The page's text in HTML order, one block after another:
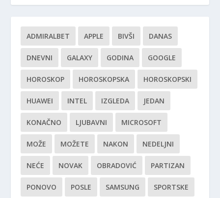
ADMIRALBET APPLE BIVŠI DANAS
DNEVNI GALAXY GODINA GOOGLE
HOROSKOP HOROSKOPSKA HOROSKOPSKI
HUAWEI INTEL IZGLEDA JEDAN
KONAČNO LJUBAVNI MICROSOFT
MOŽE MOŽETE NAKON NEDELJNI
NEĆE NOVAK OBRADOVIĆ PARTIZAN
PONOVO POSLE SAMSUNG SPORTSKE